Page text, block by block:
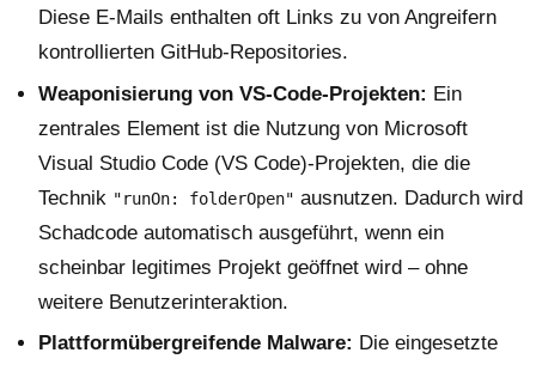
Diese E-Mails enthalten oft Links zu von Angreifern
kontrollierten GitHub-Repositories.
Weaponisierung von VS-Code-Projekten: Ein
zentrales Element ist die Nutzung von Microsoft
Visual Studio Code (VS Code)-Projekten, die die
Technik "runOn: folderOpen" ausnutzen. Dadurch wird
Schadcode automatisch ausgeführt, wenn ein
scheinbar legitimes Projekt geöffnet wird – ohne
weitere Benutzerinteraktion.
Plattformübergreifende Malware: Die eingesetzte